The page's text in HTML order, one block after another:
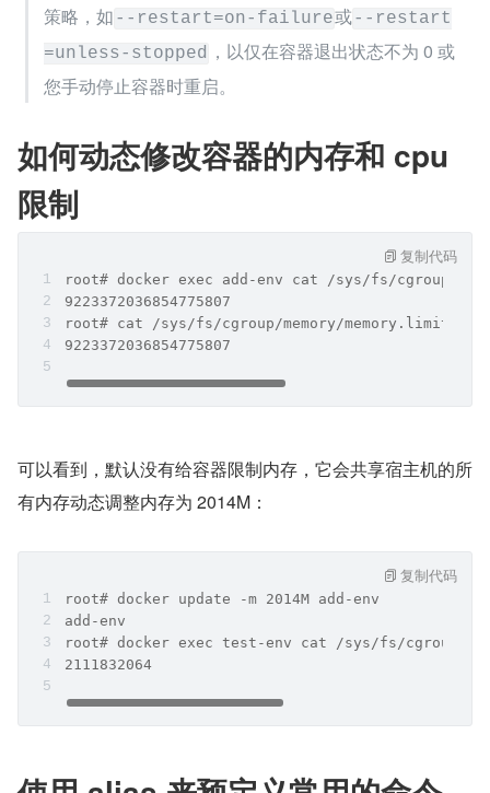
策略，如 --restart=on-failure或--restart
=unless-stopped ，以仅在容器退出状态不为 0 或
您手动停止容器时重启。
如何动态修改容器的内存和 cpu
限制
root# docker exec add-env cat /sys/fs/cgroup/
9223372036854775807
root# cat /sys/fs/cgroup/memory/
9223372036854775807
复制代码
可以看到，默认没有给容器限制内存，它会共享宿主机的所
有内存动态调整内存为 2014M：
root# docker update -m 2014M add-env
add-env
root# docker exec test-env cat /sys/fs/cgroup/
2111832064
复制代码